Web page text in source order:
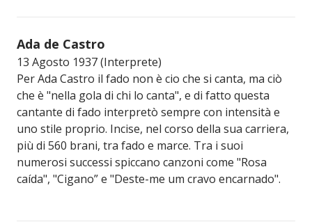
Ada de Castro
13 Agosto 1937 (Interprete)
Per Ada Castro il fado non è cio che si canta, ma ciò
che è "nella gola di chi lo canta", e di fatto questa
cantante di fado interpretò sempre con intensità e
uno stile proprio. Incise, nel corso della sua carriera,
più di 560 brani, tra fado e marce. Tra i suoi
numerosi successi spiccano canzoni come "Rosa
caída", "Cigano” e "Deste-me um cravo encarnado".